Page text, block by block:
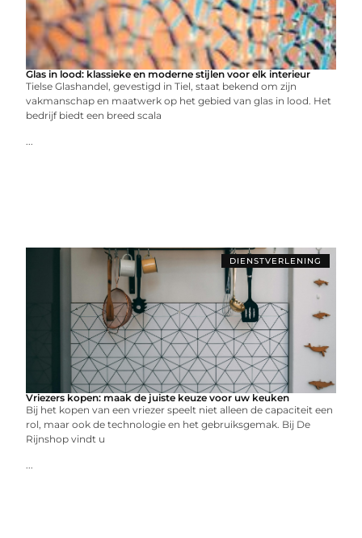
Glas in lood: klassieke en moderne stijlen voor elk interieur
Tielse Glashandel, gevestigd in Tiel, staat bekend om zijn
vakmanschap en maatwerk op het gebied van glas in lood. Het
bedrijf biedt een breed scala
...
DIENSTVERLENING
Vriezers kopen: maak de juiste keuze voor uw keuken
Bij het kopen van een vriezer speelt niet alleen de capaciteit een
rol, maar ook de technologie en het gebruiksgemak. Bij De
Rijnshop vindt u
...